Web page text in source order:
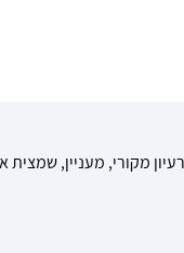
מקורי, מעניין,